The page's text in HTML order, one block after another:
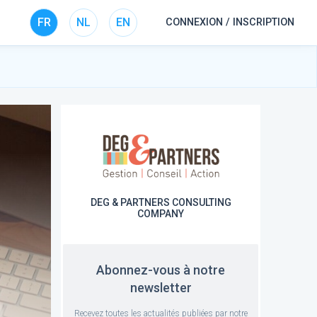
FR NL EN CONNEXION / INSCRIPTION
DEG & PARTNERS CONSULTING
COMPANY
Abonnez-vous à notre
newsletter
Recevez toutes les actualités publiées par notre